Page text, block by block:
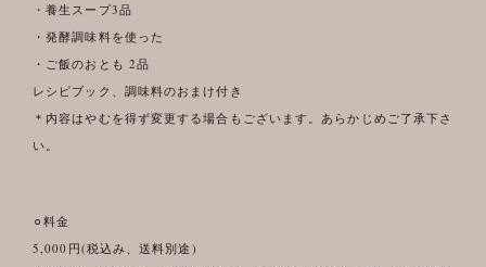
・養生スープ3品
・発酵調味料を使った
・ご飯のおとも 2品
レシピブック、調味料のおまけ付き
＊内容はやむを得ず変更する場合もございます。あらかじめご了承下さ
い。
⚪︎料金
5,000円(税込み、送料別途)